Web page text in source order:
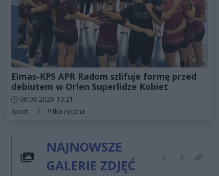
Elmas-KPS APR Radom szlifuje formę przed
debiutem w Orlen Superlidze Kobiet
Data dodania artykułu:
06.08.2026 13:21
Kategorie artykułu:
Sport Piłka ręczna
NAJNOWSZE
GALERIE ZDJĘĆ
Poprzednie
NastępneKliknij